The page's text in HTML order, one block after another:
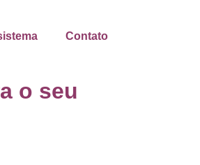
Contato
o seu